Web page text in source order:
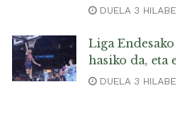
DUELA 3
Liga
hasiko da, eta
DUELA 3